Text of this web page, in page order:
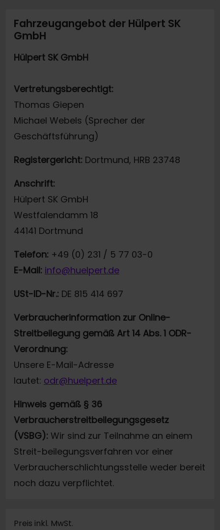
Fahrzeugangebot der Hülpert SK
GmbH
Hülpert SK GmbH
Vertretungsberechtigt:
Thomas Giepen
Michael Webels (Sprecher der
Geschäftsführung)
Registergericht: Dortmund, HRB 23748
Anschrift:
Hülpert SK GmbH
Westfalendamm 18
44141 Dortmund
Telefon: +49 (0) 231 / 5 77 03-0
E-Mail: info@huelpert.de
USt-ID-Nr.: DE 815 414 697
Verbraucherinformation zur Online-
Streitbeilegung gemäß Art 14 Abs. 1 ODR-
Verordnung:
Unsere E-Mail-Adresse
lautet: odr@huelpert.de
Hinweis gemäß § 36
Verbraucherstreitbeilegungsgesetz
(VSBG): Wir sind zur Teilnahme an einem
Streit-beilegungsverfahren vor einer
Verbraucherschlichtungsstelle weder bereit
noch dazu verpflichtet.
Preis inkl. MwSt.